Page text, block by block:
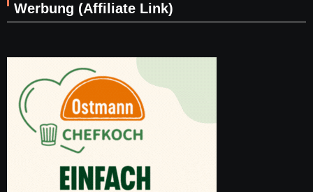
Werbung (Affiliate Link)